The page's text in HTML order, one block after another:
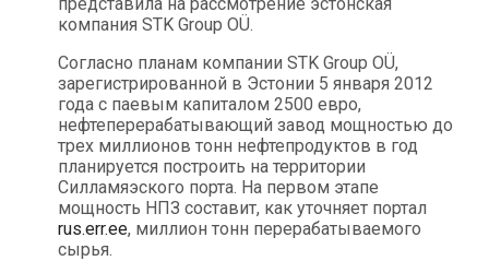
компания STK Group OÜ.
Согласно планам компании STK Group OÜ,
зарегистрированной в Эстонии 5 января 2012
года с паевым капиталом 2500 евро,
нефтеперерабатывающий завод мощностью до
трех миллионов тонн нефтепродуктов в год
планируется построить на территории
Силламяэского порта. На первом этапе
мощность НПЗ составит, как уточняет портал
rus.err.ee, миллион тонн перерабатываемого
сырья.